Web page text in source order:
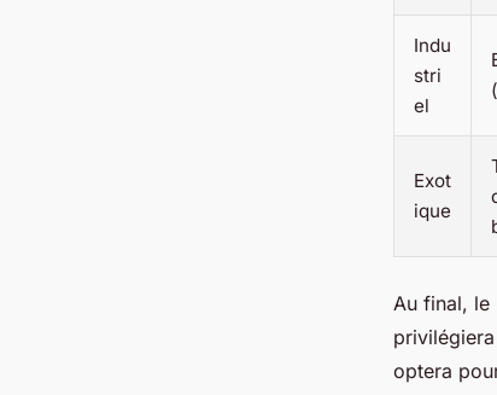
Indu
stri
el
Exot
ique
Au final, le
optera